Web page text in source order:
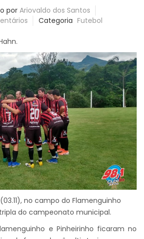
por Ariovaldo dos Santos
Categoria Futebol
no campo do Flamenguinho
do campeonato municipal.
e Pinheirinho ficaram no